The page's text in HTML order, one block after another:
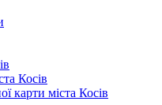
Косів
карти міста Косів